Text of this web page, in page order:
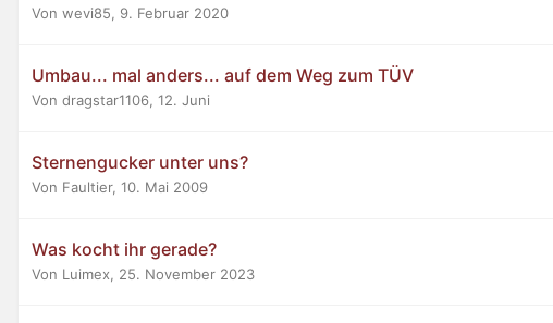
Von wevi85, 9. Februar 2020
Umbau... mal anders... auf dem Weg zum TÜV
Von dragstar1106, 12. Juni
Sternengucker unter uns?
Von Faultier, 10. Mai 2009
Was kocht ihr gerade?
Von Luimex, 25. November 2023